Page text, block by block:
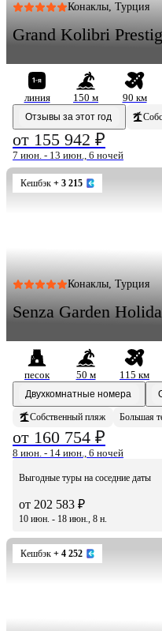
Конаклы, Турция
Grand Kolibri
линия 150 м 90 км
Отзывы за этот год
от 155 942 ₽
7 июн. - 13 июн., 6 ночей
Кешбэк + 3 215
Конаклы, Турция
Senza Garden
песок 50 м 115 км
Двухкомнатные номера
Собственный пляж Большая
от 160 754 ₽
8 июн. - 14 июн., 6 ночей
Выгодные туры на соседние даты
от 202 583 ₽
10 июн. - 18 июн., 8 н.
Кешбэк + 4 252